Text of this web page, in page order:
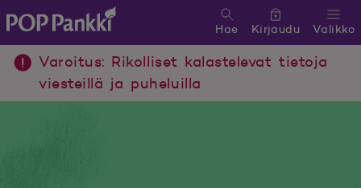
POP Pankki, etusivulle
Valikko
Hae Kirjaudu
Varoitus: Rikolliset kalastelevat tietoja
viesteillä ja puheluilla